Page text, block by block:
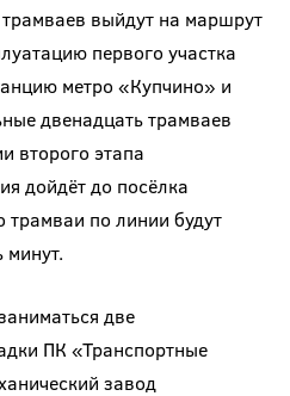
выйдут на маршрут
первого участка
метро «Купчино» и
двенадцать трамваев
второго этапа
дойдёт до посёлка
трамваи по линии будут
минут.
две
ПК «Транспортные
завод